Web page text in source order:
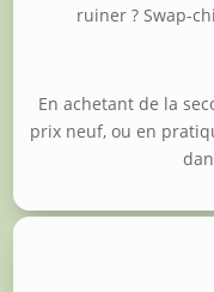
ruiner ? Swap-
En achetant de la
prix neuf, ou en